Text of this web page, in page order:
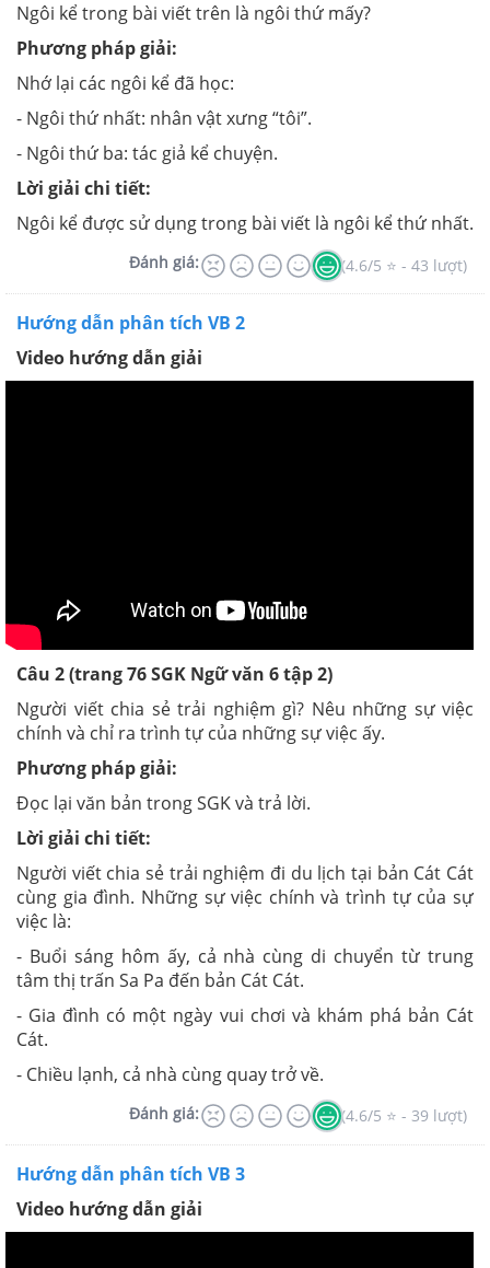
Ngôi kể trong bài viết trên là ngôi thứ mấy?
Phương pháp giải:
Nhớ lại các ngôi kể đã học:
- Ngôi thứ nhất: nhân vật xưng “tôi”.
- Ngôi thứ ba: tác giả kể chuyện.
Lời giải chi tiết:
Ngôi kể được sử dụng trong bài viết là ngôi kể thứ nhất.
Đánh giá: (4.6/5 ⭐ - 43 lượt)
Hướng dẫn phân tích VB 2
Video hướng dẫn giải
Câu 2 (trang 76 SGK Ngữ văn 6 tập 2)
Người viết chia sẻ trải nghiệm gì? Nêu những sự việc
chính và chỉ ra trình tự của những sự việc ấy.
Phương pháp giải:
Đọc lại văn bản trong SGK và trả lời.
Lời giải chi tiết:
Người viết chia sẻ trải nghiệm đi du lịch tại bản Cát Cát
cùng gia đình. Những sự việc chính và trình tự của sự
việc là:
- Buổi sáng hôm ấy, cả nhà cùng di chuyển từ trung
tâm thị trấn Sa Pa đến bản Cát Cát.
- Gia đình có một ngày vui chơi và khám phá bản Cát
Cát.
- Chiều lạnh, cả nhà cùng quay trở về.
Đánh giá: (4.6/5 ⭐ - 39 lượt)
Hướng dẫn phân tích VB 3
Video hướng dẫn giải